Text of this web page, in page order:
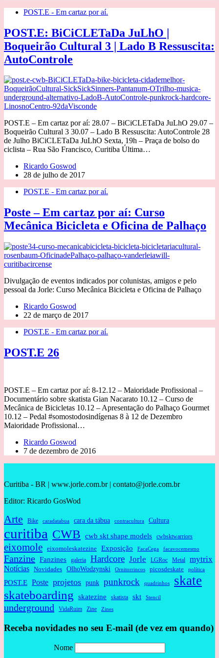
POST.E - Em cartaz por aí.
POST.E: BiCiCLETaDa JuLhO |
Boqueirão Cultural 3 | Lado B Ressuscita:
AutoControle
POST.E – Em cartaz por aí: 28.07 – BiCiCLETaDa JuLhO 29.07 –
Boqueirão Cultural 3 30.07 – Lado B Ressuscita: AutoControle 28
de Julho BiCiCLETaDa JuLhO Sexta, 19h – Praça de bolso do
ciclista – Rua São Francisco, Curitiba Última…
Ricardo Goswod
28 de julho de 2017
POST.E - Em cartaz por aí.
Poste – Em cartaz por aí: Curso
Mecânica Bicicleta e Oficina de Palhaço
Divulgação de eventos indicados por colunistas, amigos e pelo
pessoal da Jorle: Curso Mecânica Bicicleta e Oficina de Palhaço
Ricardo Goswod
22 de março de 2017
POST.E - Em cartaz por aí.
POST.E 26
POST.E – Em cartaz por aí: 8-12.12 – Maioridade Profissional –
Documentário sobre skatista Gian Nacarato 10.12 – Curso de
Mecânica de Bicicletas 10.12 – Apresentação do Palhaço Gourmet
10.12 – Pedal #somostodosindígenas 8 à 12 de Dezembro
Maioridade Profissional…
Ricardo Goswod
7 de dezembro de 2016
Curitiba - BR | www.jorle.com.br | contato@jorle.com.br
Editor: Ricardo GosWod
Arte Bike caradatabua cara da tábua contracultura Cultura
curitiba CWB cwb skt shape models cwbsktwarriors
eixomole eixomoleskatezine Exposição FacaCega facavocemesmo
Fanzine Fanzines galeria Hardcore Jorle LGRoc Metal mytrix
Notícias Novidades OlhoWodzynski Ornitorrincos picosdeskate política
POST.E Poste projetos punk punkrock quadrinhos skate
skateboarding skatezine skatista skt Stencil
underground VidaRuim Zine Zines
Receba novidades no seu E-mail (de vez em quando)
Nome